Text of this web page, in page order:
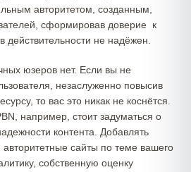
авторитетом, созданным,
сформировав доверие к
действительности не надёжен.
юзеров нет. Если вы не
незаслуженно повысив
то вас это никак не коснётся.
например, стоит задуматься о
контента. Добавлять
сайты по теме вашего
собственную оценку